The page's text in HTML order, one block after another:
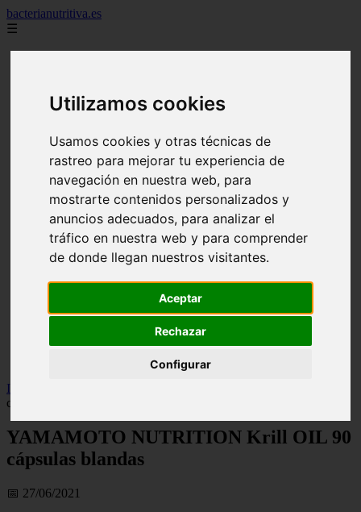
Utilizamos cookies
Usamos cookies y otras técnicas de
rastreo para mejorar tu experiencia de
navegación en nuestra web, para
mostrarte contenidos personalizados y
anuncios adecuados, para analizar el
tráfico en nuestra web y para comprender
de donde llegan nuestros visitantes.
Aceptar
Rechazar
Configurar
bacterianutritiva.es
☰
batidos
blog
casero
cuanto
dieta
dormir
ejercicio
engorda
es_es
gluten
magnesio
mujer
secundarios
Inicio
cápsulas blandas
YAMAMOTO NUTRITION Krill OIL 90
cápsulas blandas
📅 27/06/2021